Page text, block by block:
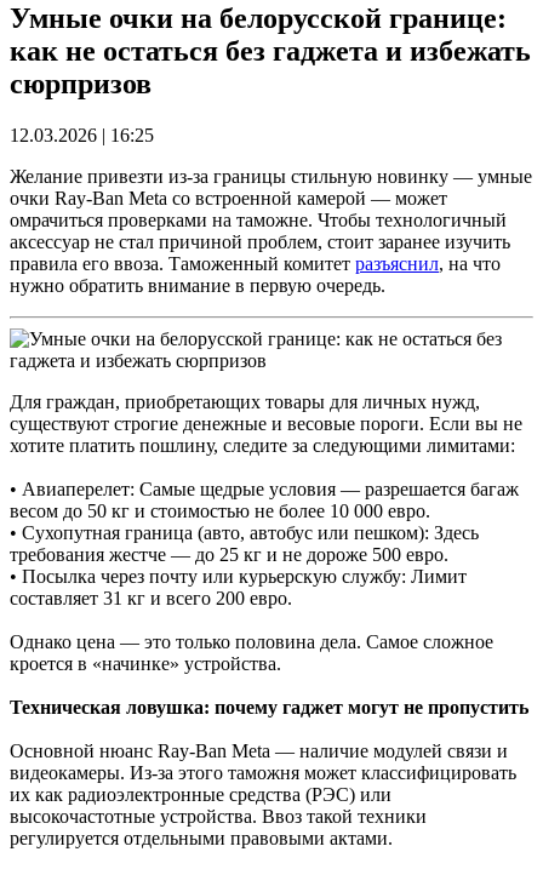
Умные очки на белорусской границе:
как не остаться без гаджета и избежать
сюрпризов
12.03.2026 | 16:25
Желание привезти из-за границы стильную новинку — умные
очки Ray-Ban Meta со встроенной камерой — может
омрачиться проверками на таможне. Чтобы технологичный
аксессуар не стал причиной проблем, стоит заранее изучить
правила его ввоза. Таможенный комитет разъяснил, на что
нужно обратить внимание в первую очередь.
Для граждан, приобретающих товары для личных нужд,
существуют строгие денежные и весовые пороги. Если вы не
хотите платить пошлину, следите за следующими лимитами:
• Авиаперелет: Самые щедрые условия — разрешается багаж
весом до 50 кг и стоимостью не более 10 000 евро.
• Сухопутная граница (авто, автобус или пешком): Здесь
требования жестче — до 25 кг и не дороже 500 евро.
• Посылка через почту или курьерскую службу: Лимит
составляет 31 кг и всего 200 евро.
Однако цена — это только половина дела. Самое сложное
кроется в «начинке» устройства.
Техническая ловушка: почему гаджет могут не пропустить
Основной нюанс Ray-Ban Meta — наличие модулей связи и
видеокамеры. Из-за этого таможня может классифицировать
их как радиоэлектронные средства (РЭС) или
высокочастотные устройства. Ввоз такой техники
регулируется отдельными правовыми актами.